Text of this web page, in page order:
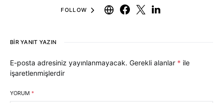
FOLLOW
BIR YANIT YAZIN
E-posta adresiniz yayınlanmayacak. Gerekli alanlar * ile
işaretlenmişlerdir
YORUM *